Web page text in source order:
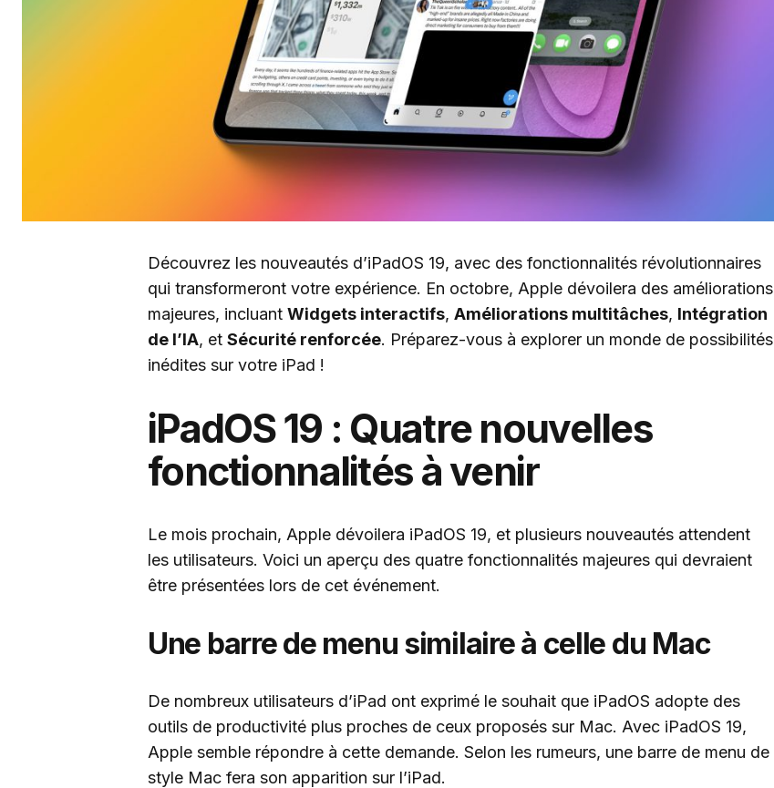
Découvrez les nouveautés d’iPadOS 19, avec des fonctionnalités révolutionnaires
qui transformeront votre expérience. En octobre, Apple dévoilera des améliorations
majeures, incluant Widgets interactifs, Améliorations multitâches, Intégration
de l’IA, et Sécurité renforcée. Préparez-vous à explorer un monde de possibilités
inédites sur votre iPad !
iPadOS 19 : Quatre nouvelles
fonctionnalités à venir
Le mois prochain, Apple dévoilera iPadOS 19, et plusieurs nouveautés attendent
les utilisateurs. Voici un aperçu des quatre fonctionnalités majeures qui devraient
être présentées lors de cet événement.
Une barre de menu similaire à celle du Mac
De nombreux utilisateurs d’iPad ont exprimé le souhait que iPadOS adopte des
outils de productivité plus proches de ceux proposés sur Mac. Avec iPadOS 19,
Apple semble répondre à cette demande. Selon les rumeurs, une barre de menu de
style Mac fera son apparition sur l’iPad.